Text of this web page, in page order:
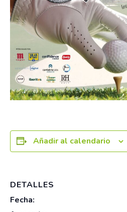
Añadir al calendario
DETALLES
Fecha: